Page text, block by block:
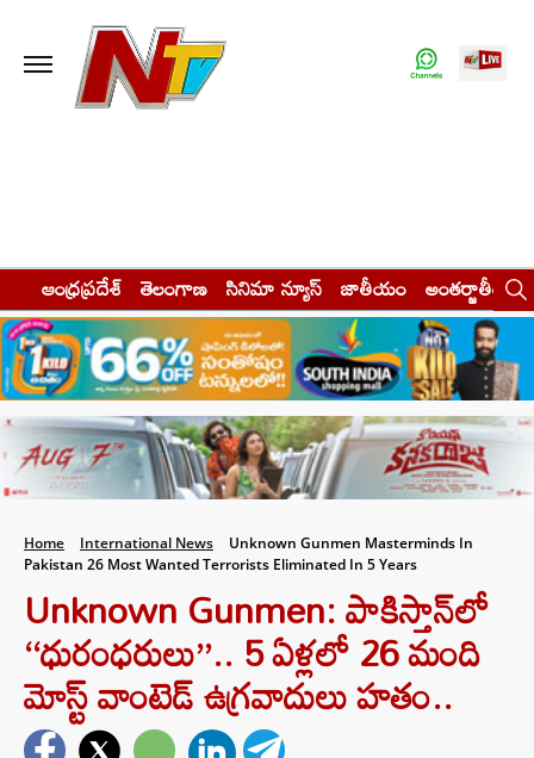
ఆంధ్రప్రదేశ్ తెలంగాణ సినిమా న్యూస్ జాతీయం అంతర్జాతీయం
Home International News
Unknown Gunmen Masterminds In
Pakistan 26 Most Wanted Terrorists Eliminated In 5 Years
Unknown Gunmen: పాకిస్తాన్‌లో
‘‘ధురంధరులు’’.. 5 ఏళ్లలో 26 మంది
మోస్ట్ వాంటెడ్ ఉగ్రవాదులు హతం..